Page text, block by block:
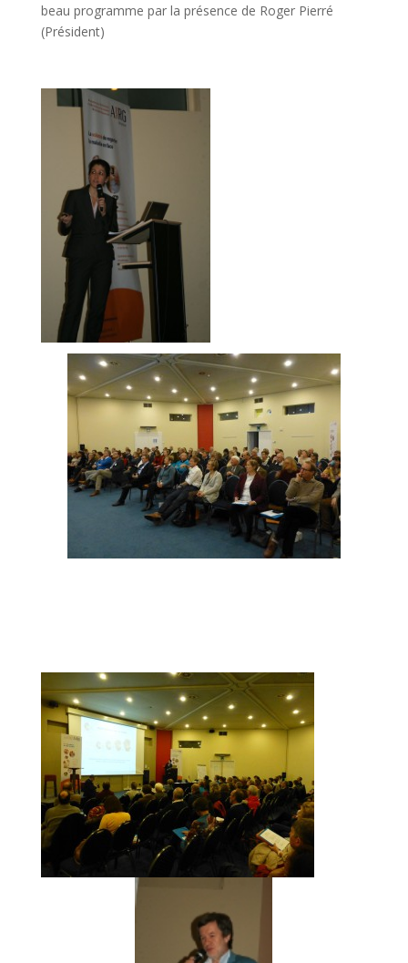
beau programme par la présence de Roger Pierré
(Président)